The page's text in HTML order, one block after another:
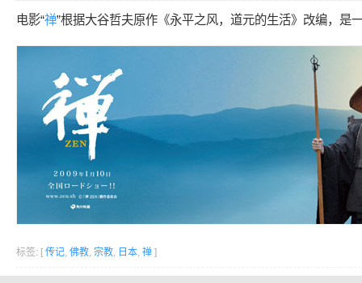
电影“禅”根据大谷哲夫原作《永平之风，道元的生活》改编，是
标签: [ 传记, 佛教, 宗教, 日本, 禅 ]